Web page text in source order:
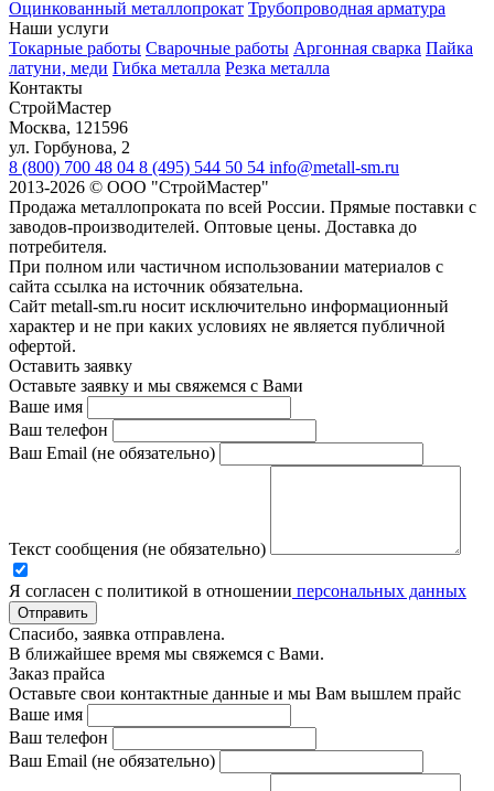
Оцинкованный металлопрокат Трубопроводная арматура
Наши услуги
Токарные работы Сварочные работы Аргонная сварка Пайка
латуни, меди Гибка металла Резка металла
Контакты
СтройМастер
Москва, 121596
ул. Горбунова, 2
8 (800) 700 48 04 8 (495) 544 50 54 info@metall-sm.ru
2013-2026 © ООО "СтройМастер"
Продажа металлопроката по всей России. Прямые поставки с
заводов-производителей. Оптовые цены. Доставка до
потребителя.
При полном или частичном использовании материалов с
сайта ссылка на источник обязательна.
Сайт metall-sm.ru носит исключительно информационный
характер и не при каких условиях не является публичной
офертой.
Оставить заявку
Оставьте заявку и мы свяжемся с Вами
Ваше имя
Ваш телефон
Ваш Email (не обязательно)
Текст сообщения (не обязательно)
Я согласен с политикой в отношении персональных данных
Отправить
Спасибо, заявка отправлена.
В ближайшее время мы свяжемся с Вами.
Заказ прайса
Оставьте свои контактные данные и мы Вам вышлем прайс
Ваше имя
Ваш телефон
Ваш Email (не обязательно)